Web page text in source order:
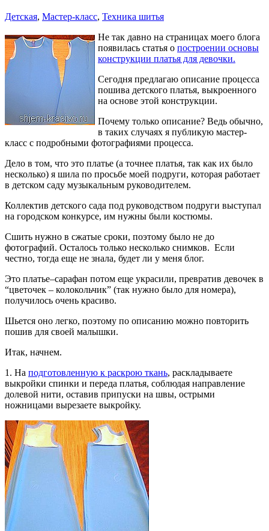
Детская, Мастер-класс, Техника шитья
Не так давно на страницах моего блога
появилась статья о построении основы
конструкции платья для девочки.
Сегодня предлагаю описание процесса
пошива детского платья, выкроенного
на основе этой конструкции.
Почему только описание? Ведь обычно,
в таких случаях я публикую мастер-
класс с подробными фотографиями процесса.
Дело в том, что это платье (а точнее платья, так как их было
несколько) я шила по просьбе моей подруги, которая работает
в детском саду музыкальным руководителем.
Коллектив детского сада под руководством подруги выступал
на городском конкурсе, им нужны были костюмы.
Сшить нужно в сжатые сроки, поэтому было не до
фотографий. Осталось только несколько снимков. Если
честно, тогда еще не знала, будет ли у меня блог.
Это платье–сарафан потом еще украсили, превратив девочек в
“цветочек – колокольчик” (так нужно было для номера),
получилось очень красиво.
Шьется оно легко, поэтому по описанию можно повторить
пошив для своей малышки.
Итак, начнем.
1. На подготовленную к раскрою ткань, раскладываете
выкройки спинки и переда платья, соблюдая направление
долевой нити, оставив припуски на швы, острыми
ножницами вырезаете выкройку.